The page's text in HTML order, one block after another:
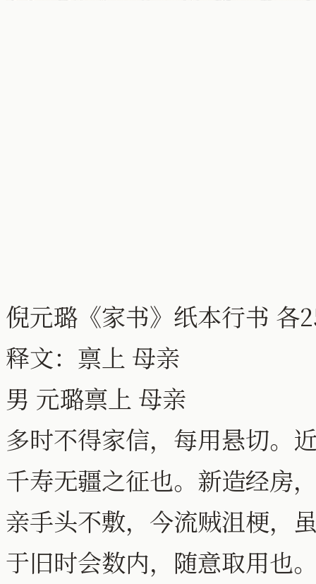
倪元璐《家书》纸本行书
释文：禀上 母亲
男 元璐禀上 母亲
多时不得家信，每用悬切。
千寿无疆之征也。新造经房
亲手头不敷，今流贼沮梗，
于旧时会数内，随意取用也